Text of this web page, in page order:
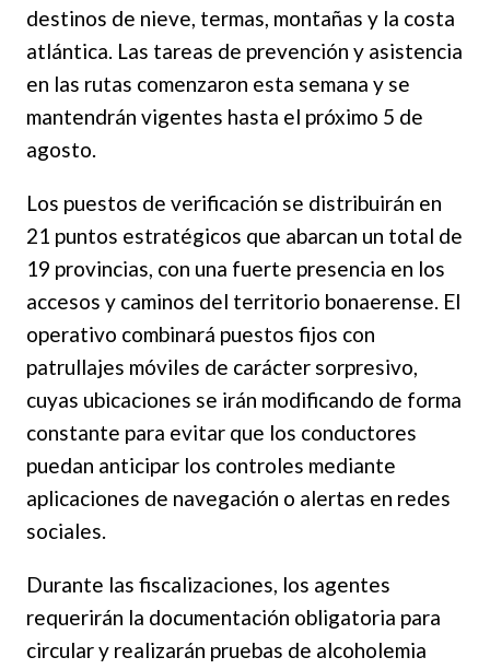
destinos de nieve, termas, montañas y la costa
atlántica. Las tareas de prevención y asistencia
en las rutas comenzaron esta semana y se
mantendrán vigentes hasta el próximo 5 de
agosto.
Los puestos de verificación se distribuirán en
21 puntos estratégicos que abarcan un total de
19 provincias, con una fuerte presencia en los
accesos y caminos del territorio bonaerense. El
operativo combinará puestos fijos con
patrullajes móviles de carácter sorpresivo,
cuyas ubicaciones se irán modificando de forma
constante para evitar que los conductores
puedan anticipar los controles mediante
aplicaciones de navegación o alertas en redes
sociales.
Durante las fiscalizaciones, los agentes
requerirán la documentación obligatoria para
circular y realizarán pruebas de alcoholemia